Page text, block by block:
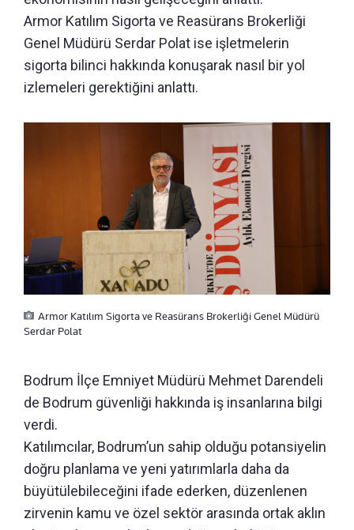
Armor Katılım Sigorta ve Reasürans Brokerliği
Genel Müdürü Serdar Polat ise işletmelerin
sigorta bilinci hakkında konuşarak nasıl bir yol
izlemeleri gerektiğini anlattı.
Armor Katılım Sigorta ve Reasürans Brokerliği Genel Müdürü
Serdar Polat
Bodrum İlçe Emniyet Müdürü Mehmet Darendeli
de Bodrum güvenliği hakkında iş insanlarına bilgi
verdi.
Katılımcılar, Bodrum’un sahip olduğu potansiyelin
doğru planlama ve yeni yatırımlarla daha da
büyütülebileceğini ifade ederken, düzenlenen
zirvenin kamu ve özel sektör arasında ortak aklın